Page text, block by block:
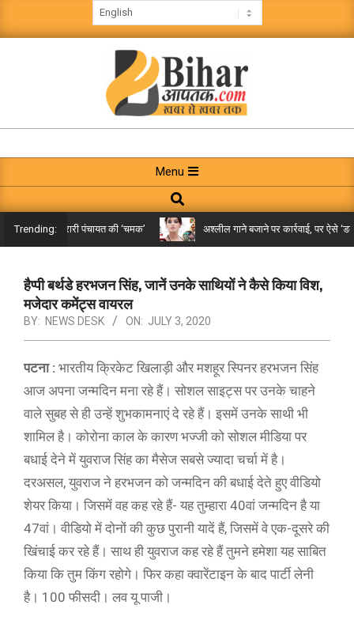
to
BIHAR
AAPTAK
Navigation
Menu
Menu
Search
Trending:
तक पहुंची गरारी पंचायत की ‘चमक’ अश्लील गाने बजाने पर कार्रवाई, पर ऐसे ‘डबल
हैप्पी बर्थडे हरभजन सिंह, जानें उनके साथियों ने कैसे किया विश,
मजेदार कमेंट्स वायरल
BY: NEWS DESK ON: JULY 3, 2020
पटना : भारतीय क्रिकेट खिलाड़ी और मशहूर स्पिनर हरभजन सिंह
आज अपना जन्मदिन मना रहे हैं। सोशल साइट्स पर उनके चाहने
वाले सुबह से ही उन्हें शुभकामनाएं दे रहे हैं। इसमें उनके साथी भी
शामिल है। कोरोना काल के कारण भज्जी को सोशल मीडिया पर
बधाई देने में युवराज सिंह का मैसेज सबसे ज्यादा चर्चा में है।
दरअसल, युवराज ने हरभजन को जन्मदिन की बधाई देते हुए वीडियो
शेयर किया। जिसमें वह कह रहे हैं- यह तुम्हारा 40वां जन्मदिन है या
47वां। वीडियो में दोनों की कुछ पुरानी यादें हैं, जिसमें वे एक-दूसरे की
खिंचाई कर रहे हैं। साथ ही युवराज कह रहे हैं तुमने हमेशा यह साबित
किया कि तुम किंग रहोगे। फिर कहा क्वारेंटाइन के बाद पार्टी लेनी
है। 100 फीसदी। लव यू पाजी।